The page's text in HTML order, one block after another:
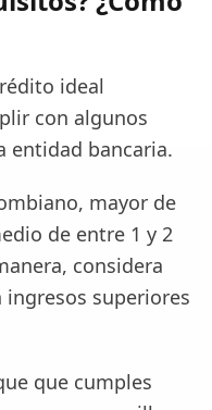
ideal
con algunos
entidad bancaria.
mayor de
de entre 1 y 2
considera
superiores
que cumples